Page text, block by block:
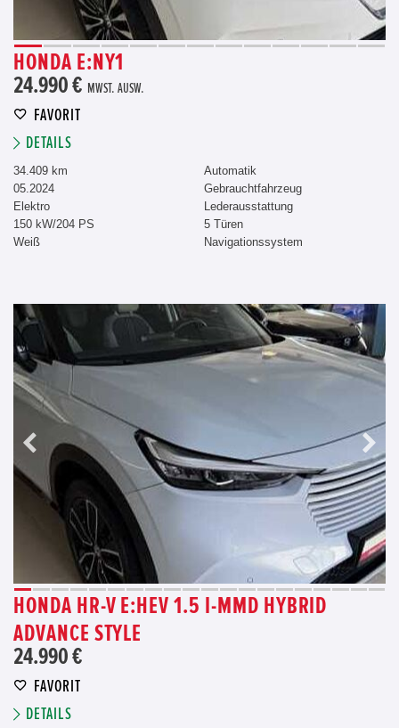
HONDA E:NY1
24.990 € MWST. AUSW.
FAVORIT
DETAILS
34.409 km
05.2024
Elektro
150 kW/204 PS
Weiß
Automatik
Gebrauchtfahrzeug
Lederausstattung
5 Türen
Navigationssystem
HONDA HR-V E:HEV 1.5 I-MMD HYBRID
ADVANCE STYLE
24.990 €
FAVORIT
DETAILS